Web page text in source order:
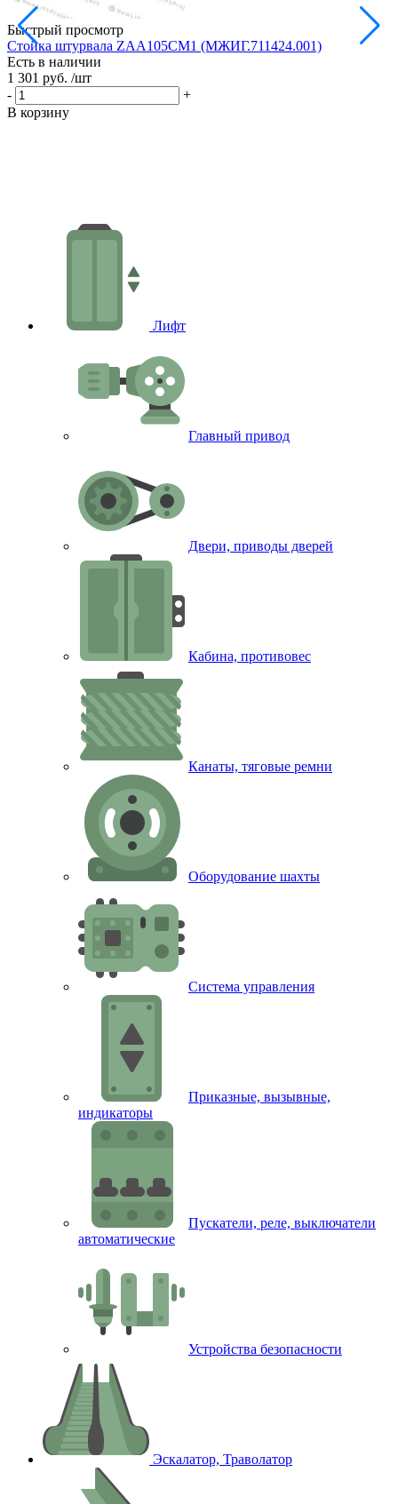
Быстрый просмотр
Стойка штурвала ZAA105CM1 (МЖИГ.711424.001)
Есть в наличии
1 301 руб. /шт
-
+
В корзину
Лифт
Главный привод
Двери, приводы дверей
Кабина, противовес
Канаты, тяговые ремни
Оборудование шахты
Система управления
Приказные, вызывные,
индикаторы
Пускатели, реле, выключатели
автоматические
Устройства безопасности
Эскалатор, Траволатор